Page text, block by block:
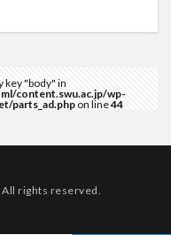
key "body" in
content.swu.ac.jp/wp-
parts_ad.phpon line44
rights reserved.